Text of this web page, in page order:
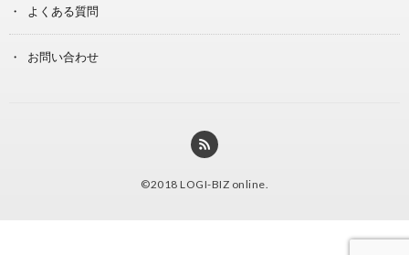
よくある質問
お問い合わせ
©2018 LOGI-BIZ online